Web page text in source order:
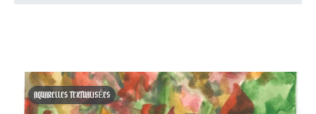
AQUARELLES TEXTUALISÉES